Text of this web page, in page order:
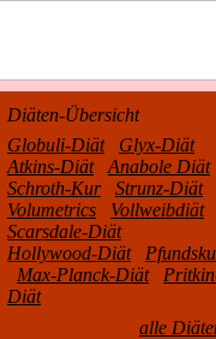
Diäten-Übersicht
Globuli-Diät
Glyx-Diät
Atkins-Diät
Anabole Diät
Schroth-Kur
Strunz-Diät
Volumetrics
Vollweibdiät
Scarsdale-Diät
Hollywood-Diät
Max-Planck-Diät
Diät
alle